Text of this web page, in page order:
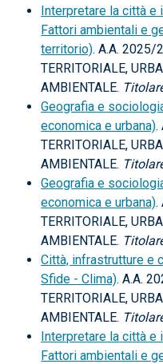
Interpretare la città e
Fattori ambientali e
territorio). A.A. 2025/
TERRITORIALE,
AMBIENTALE.
Geografia e
economica e urbana).
TERRITORIALE,
AMBIENTALE.
Geografia e
economica e urbana).
TERRITORIALE,
AMBIENTALE.
Città, infrastrutture e
Sfide - Clima). A.A.
TERRITORIALE,
AMBIENTALE.
Interpretare la città e
Fattori ambientali e